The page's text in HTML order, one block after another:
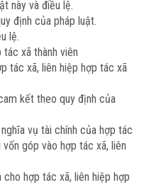
này và điều lệ.
định của pháp luật.
lệ.
xã thành viên
tác xã, liên hiệp hợp tác xã
kết theo quy định của
vụ tài chính của hợp tác
góp vào hợp tác xã, liên
hợp tác xã, liên hiệp hợp